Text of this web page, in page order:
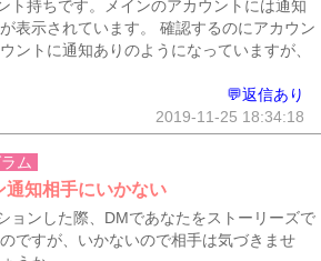
ト持ちです。メインのアカウントには通知
表示されています。 確認するのにアカウン
ントに通知ありのようになっていますが、
💬返信あり
2019-11-25 18:34:18
ム
通知相手にいかない
ョンした際、DMであなたをストーリーズで
ですが、いかないので相手は気づきませ